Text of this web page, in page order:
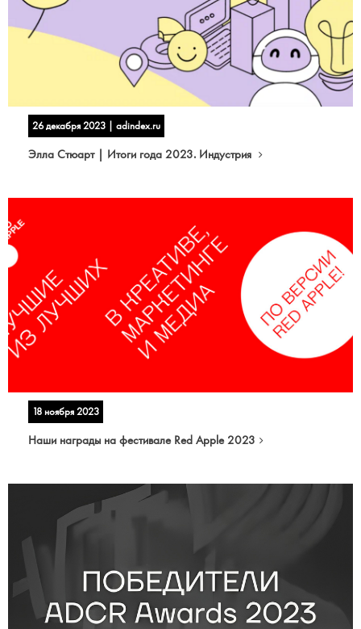
26 декабря 2023 | adindex.ru
Элла Стюарт | Итоги года 2023. Индустрия
18 ноября 2023
Наши награды на фестивале Red Apple 2023